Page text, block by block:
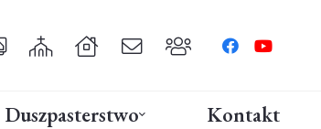
Duszpasterstwo Kontakt